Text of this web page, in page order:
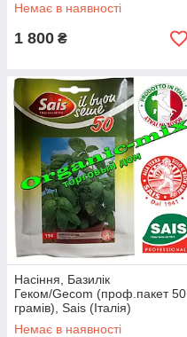
Немає в наявності
1 800 ₴
Насіння, Базилік
Геком/Gecom (проф.пакет 50
грамів), Sais (Італія)
Немає в наявності